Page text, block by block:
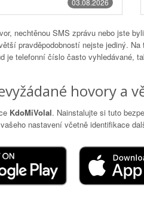
03.08.2026
nechtěnou SMS zprávu nebo jste
pravděpodobností nejste jediný.
je telefonní číslo často vyhledávané,
hovory a
KdoMiVolal. Nainstalujte si tuto
nastavení včetně identifikace